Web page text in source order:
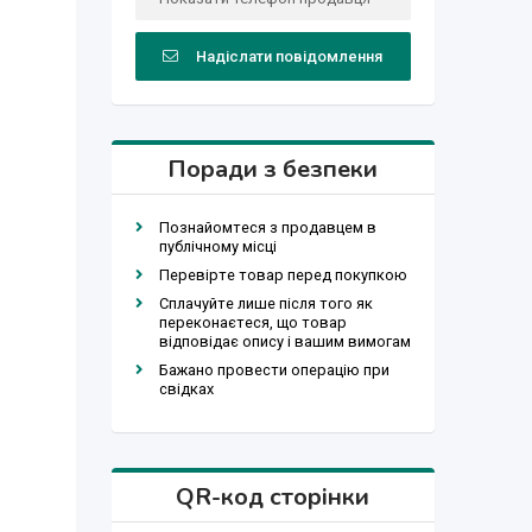
Надіслати повідомлення
Поради з безпеки
Познайомтеся з продавцем в
публічному місці
Перевірте товар перед покупкою
Сплачуйте лише після того як
переконаєтеся, що товар
відповідає опису і вашим вимогам
Бажано провести операцію при
свідках
QR-код сторінки